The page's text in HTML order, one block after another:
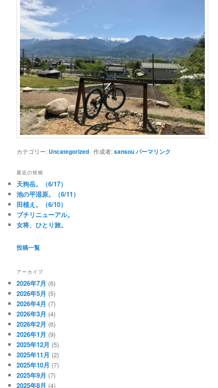
カテゴリー: Uncategorized 作成者:sansouパーマリンク
最近の投稿
天狗岳。（6/17）
池の平湿原。（6/11）
田植え。（6/10）
プチリニューアル。
女将、ひとり旅。
投稿一覧
アーカイブ
2026年7月 (6)
2026年5月 (5)
2026年4月 (7)
2026年3月 (4)
2026年2月 (6)
2026年1月 (9)
2025年12月 (5)
2025年11月 (2)
2025年10月 (7)
2025年9月 (7)
2025年8月 (4)